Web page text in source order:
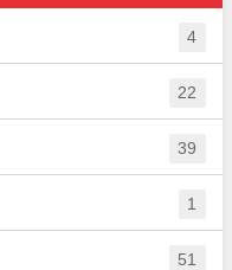
4
22
39
1
51